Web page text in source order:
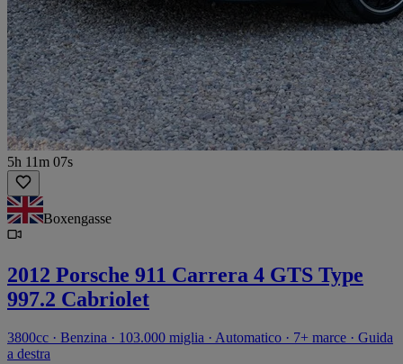
5h 11m 07s
Boxengasse
2012 Porsche 911 Carrera 4 GTS Type
997.2 Cabriolet
3800cc · Benzina · 103.000 miglia · Automatico · 7+ marce · Guida
a destra